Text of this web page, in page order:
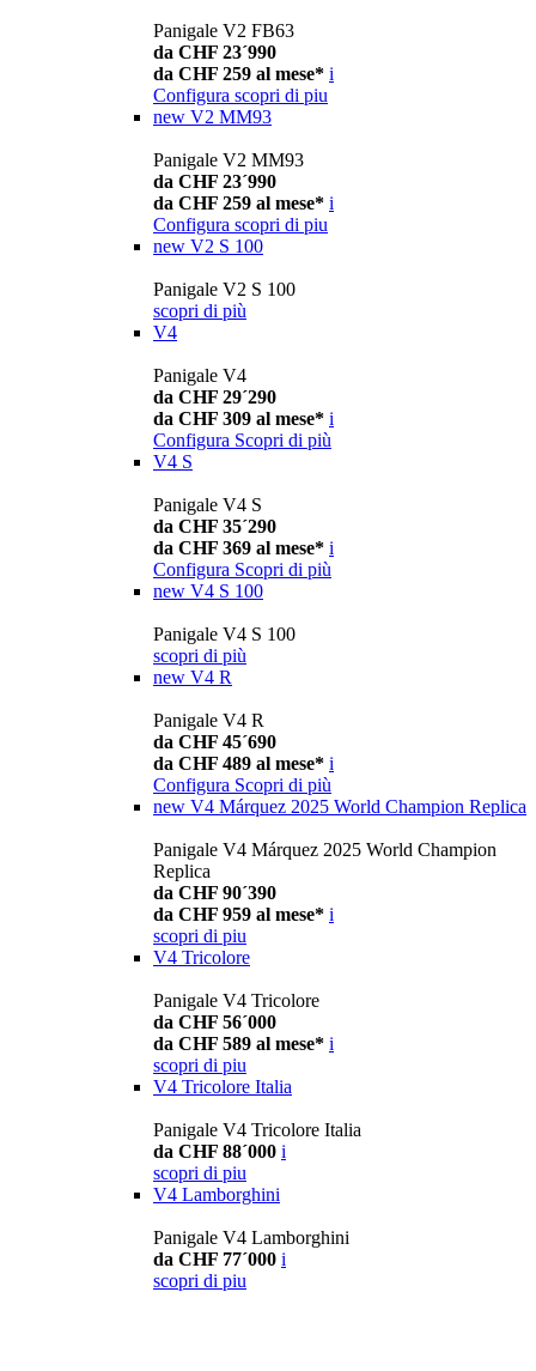
Panigale V2 FB63
da CHF 23´990
da CHF 259 al mese* i
Configura scopri di piu
new V2 MM93
Panigale V2 MM93
da CHF 23´990
da CHF 259 al mese* i
Configura scopri di piu
new V2 S 100
Panigale V2 S 100
scopri di più
V4
Panigale V4
da CHF 29´290
da CHF 309 al mese* i
Configura Scopri di più
V4 S
Panigale V4 S
da CHF 35´290
da CHF 369 al mese* i
Configura Scopri di più
new V4 S 100
Panigale V4 S 100
scopri di più
new V4 R
Panigale V4 R
da CHF 45´690
da CHF 489 al mese* i
Configura Scopri di più
new V4 Márquez 2025 World Champion Replica
Panigale V4 Márquez 2025 World Champion
Replica
da CHF 90´390
da CHF 959 al mese* i
scopri di piu
V4 Tricolore
Panigale V4 Tricolore
da CHF 56´000
da CHF 589 al mese* i
scopri di piu
V4 Tricolore Italia
Panigale V4 Tricolore Italia
da CHF 88´000 i
scopri di piu
V4 Lamborghini
Panigale V4 Lamborghini
da CHF 77´000 i
scopri di piu